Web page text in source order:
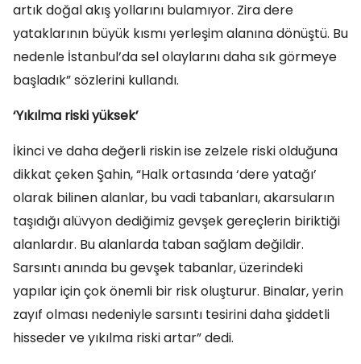
artık doğal akış yollarını bulamıyor. Zira dere
yataklarının büyük kısmı yerleşim alanına dönüştü. Bu
nedenle İstanbul’da sel olaylarını daha sık görmeye
başladık” sözlerini kullandı.
‘Yıkılma riski yüksek’
İkinci ve daha değerli riskin ise zelzele riski olduğuna
dikkat çeken Şahin, “Halk ortasında ‘dere yatağı’
olarak bilinen alanlar, bu vadi tabanları, akarsuların
taşıdığı alüvyon dediğimiz gevşek gereçlerin biriktiği
alanlardır. Bu alanlarda taban sağlam değildir.
Sarsıntı anında bu gevşek tabanlar, üzerindeki
yapılar için çok önemli bir risk oluşturur. Binalar, yerin
zayıf olması nedeniyle sarsıntı tesirini daha şiddetli
hisseder ve yıkılma riski artar” dedi.